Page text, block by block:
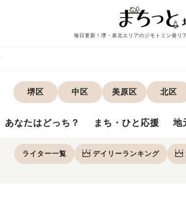
毎日更新！堺・泉北エリアのジモトミン発リ
堺区 中区 美原区 北区
あなたはどっち？ まち・ひと応援 地
ライター一覧 デイリーランキング